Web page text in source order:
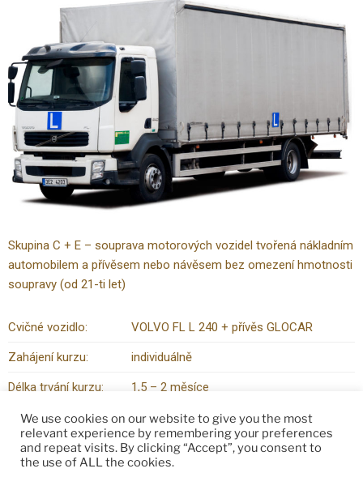
Skupina C + E – souprava motorových vozidel tvořená nákladním
automobilem a přívěsem nebo návěsem bez omezení hmotnosti
soupravy (od 21-ti let)
Cvičné vozidlo: VOLVO FL L 240 + přívěs GLOCAR
Zahájení kurzu: individuálně
Délka trvání kurzu: 1,5 – 2 měsíce
Výuka teorie: individuálně
We use cookies on our website to give you the most
relevant experience by remembering your preferences
and repeat visits. By clicking “Accept”, you consent to
the use of ALL the cookies.